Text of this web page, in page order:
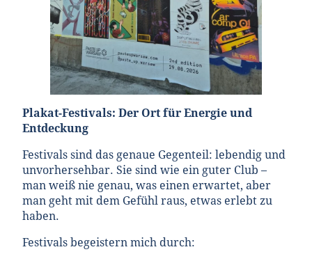
Plakat-Festivals: Der Ort für Energie und
Entdeckung
Festivals sind das genaue Gegenteil: lebendig und
unvorhersehbar. Sie sind wie ein guter Club –
man weiß nie genau, was einen erwartet, aber
man geht mit dem Gefühl raus, etwas erlebt zu
haben.
Festivals begeistern mich durch: